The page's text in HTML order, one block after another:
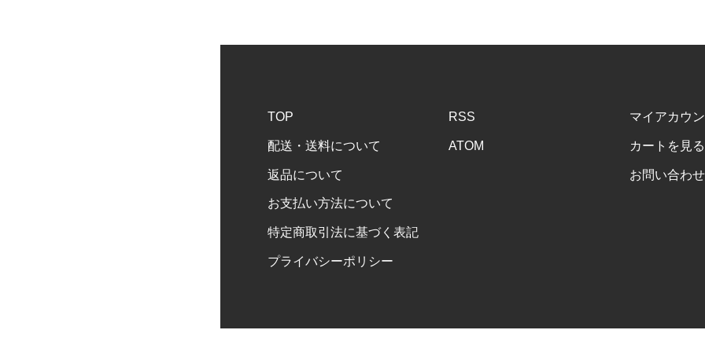
TOP
配送・送料について
返品について
お支払い方法について
特定商取引法に基づく表記
プライバシーポリシー
RSS
ATOM
マイアカウ
カートを見る
お問い合わせ